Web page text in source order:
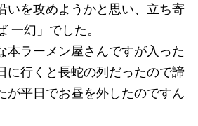
いを攻めようかと思い、立ち寄
一幻」でした。
本ラーメン屋さんですが入った
に行くと長蛇の列だったので諦
が平日でお昼を外したのですん